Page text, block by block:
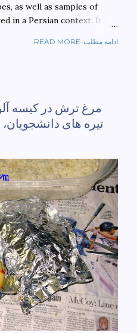
as well as samples of
in a Persian context. It is
a bridge between
READ MORE-ادامه مطلب
مرغ ترش در کیسه
تیره های